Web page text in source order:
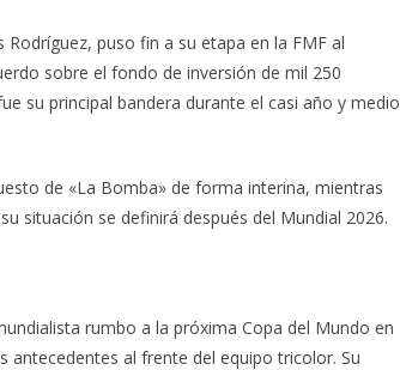
puso fin a su etapa en la FMF al
sobre el fondo de inversión de mil 250
su principal bandera durante el casi año y medio
de «La Bomba» de forma interina, mientras
situación se definirá después del Mundial 2026.
rumbo a la próxima Copa del Mundo en
antecedentes al frente del equipo tricolor. Su